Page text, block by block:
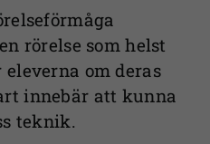
rörelse som helst
om deras
innebär att kunna
teknik.
med dig av dina
intressen och ditt
beteende när du
surfar ökar du
chansen att få se
personligt